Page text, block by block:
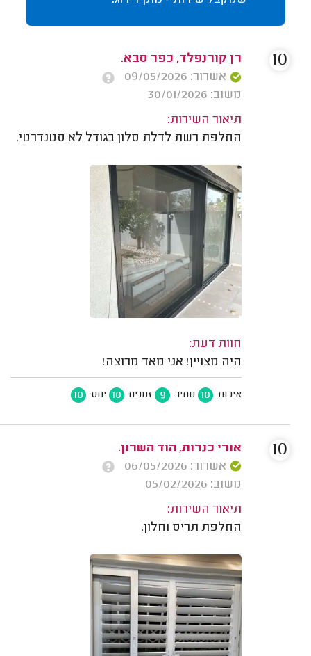
רן קורנפלד, כפר סבא.
אשרור: 09/05/2026
משוב: 30/01/2026
תיאור השירות:
החלפת רשת לדלת סלון בגודל לא סטנדרטי.
חוות דעת:
היה מצויין! אני מאד מרוצה!
איכות 10 מחיר 9 זמנים 10 יחס 10
10
אורי כנרות, הוד השרון.
אשרור: 06/05/2026
משוב: 05/02/2026
תיאור השירות:
החלפת תריס וחלון.
10